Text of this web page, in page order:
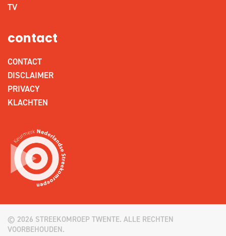
TV
contact
CONTACT
DISCLAIMER
PRIVACY
KLACHTEN
© 2026 STREEKOMROEP TWENTE. ALLE RECHTEN
VOORBEHOUDEN.